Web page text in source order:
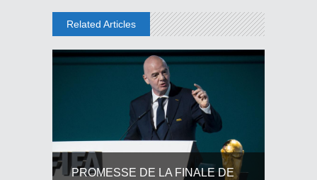
Related Articles
PROMESSE DE LA FINALE DE